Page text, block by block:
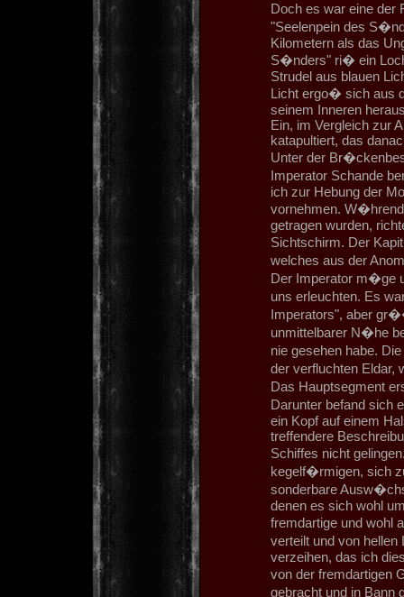
Doch es war eine der
"Seelenpein des
Kilometern als das
S�nders" ri� ein
Strudel aus blauen
Licht ergo� sich aus
seinem Inneren
Ein, im Vergleich zur
katapultiert, das
Unter der
Imperator Schande
ich zur Hebung der
vornehmen.
getragen wurden,
Sichtschirm. Der
welches aus der
Der Imperator m�ge
uns erleuchten. Es
Imperators", aber
unmittelbarer N�he
nie gesehen habe.
der verfluchten Eldar,
Das Hauptsegment
Darunter befand sich
ein Kopf auf einem
treffendere
Schiffes nicht
kegelf�rmigen, sich
sonderbare
denen es sich wohl
fremdartige und wohl
verteilt und von
verzeihen, das ich
von der fremdartigen
gebracht und in